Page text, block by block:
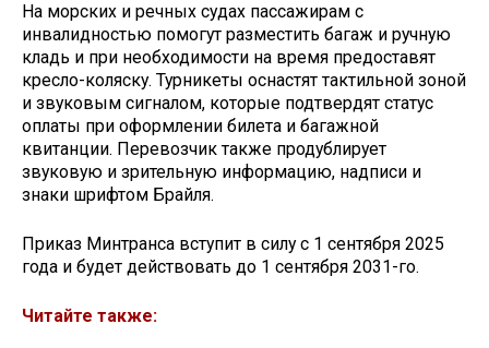
На морских и речных судах пассажирам с
инвалидностью помогут разместить багаж и ручную
кладь и при необходимости на время предоставят
кресло-коляску. Турникеты оснастят тактильной зоной
и звуковым сигналом, которые подтвердят статус
оплаты при оформлении билета и багажной
квитанции. Перевозчик также продублирует
звуковую и зрительную информацию, надписи и
знаки шрифтом Брайля.
Приказ Минтранса вступит в силу с 1 сентября 2025
года и будет действовать до 1 сентября 2031-го.
Читайте также: